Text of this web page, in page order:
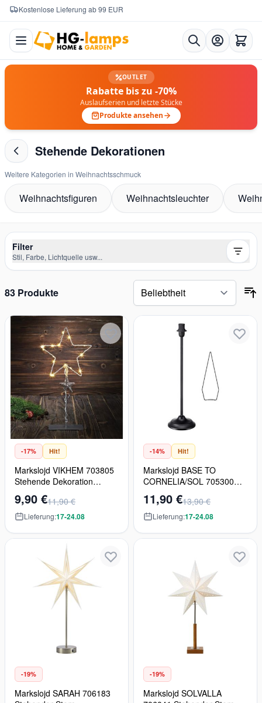
Kostenlose Lieferung ab 99 EUR
Zum Inhalt springen
OUTLET
Rabatte bis zu -70%
Auslaufserien und letzte Stücke
Produkte ansehen
Stehende Dekorationen
Weitere Kategorien in Weihnachtsschmuck
Weihnachtsfiguren Weihnachtsleuchter
Filter
Stil, Farbe, Lichtquelle usw...
Zur Produktliste springen
83 Produkte
-17% Hit!
Markslojd VIKHEM 703805
Stehende Dekoration
15x0.03W/LED 2700K
9,90 €11,90 €
Lieferung:17-24.08
-14% Hit!
Markslojd BASE TO
CORNELIA/SOL 705300
Basis 1x6W/E14 IP20
11,90 €13,90 €
Lieferung:17-24.08
-19%
Markslojd SARAH 706183
-19%
Markslojd SOLVALLA